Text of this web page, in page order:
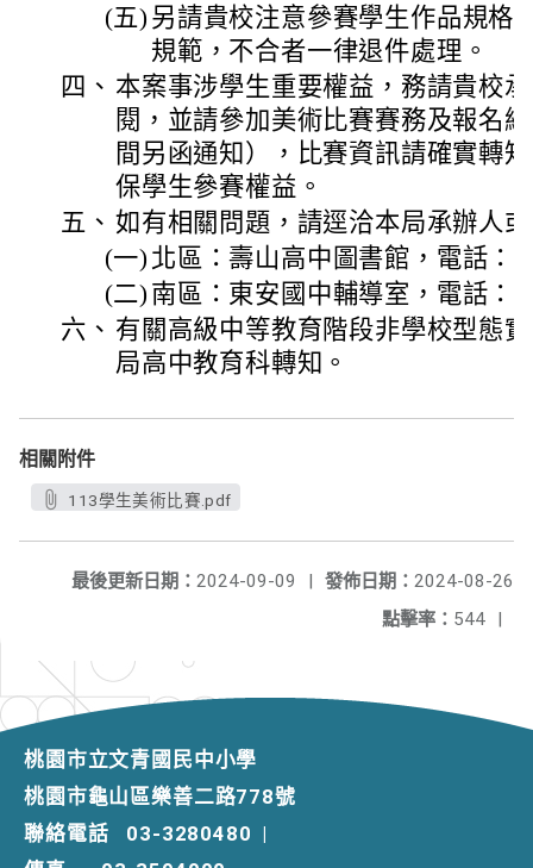
(五) 另請貴校注意參賽學生作品規格
規範，不合者一律退件處理。
四、 本案事涉學生重要權益，務請貴校
閱，並請參加美術比賽賽務及報名
間另函通知），比賽資訊請確實轉
保學生參賽權益。
五、 如有相關問題，請逕洽本局承辦人
(一) 北區：壽山高中圖書館，電話：
(二) 南區：東安國中輔導室，電話：
六、 有關高級中等教育階段非學校型態
局高中教育科轉知。
相關附件
113學生美術比賽.pdf
發佈日期： 2024-08-26
最後更新日期： 2024-09-09
|
點擊率： 544 |
桃園市立文青國民中小學
桃園市龜山區樂善二路778號
聯絡電話
03-3280480 |